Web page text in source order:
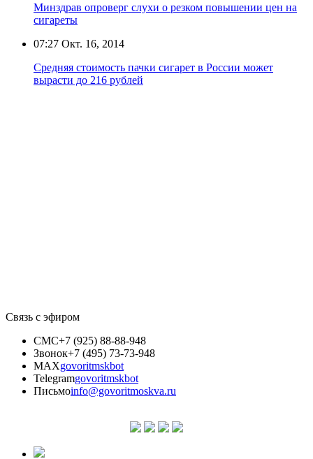
Минздрав опроверг слухи о резком повышении цен на
сигареты
07:27 Окт. 16, 2014
Средняя стоимость пачки сигарет в России может
вырасти до 216 рублей
Связь с эфиром
СМС+7 (925) 88-88-948
Звонок+7 (495) 73-73-948
MAXgovoritmskbot
Telegramgovoritmskbot
Письмоinfo@govoritmoskva.ru